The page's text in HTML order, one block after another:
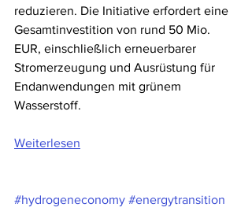
reduzieren. Die Initiative erfordert eine
Gesamtinvestition von rund 50 Mio.
EUR, einschließlich erneuerbarer
Stromerzeugung und Ausrüstung für
Endanwendungen mit grünem
Wasserstoff.
Weiterlesen
#hydrogeneconomy #energytransition